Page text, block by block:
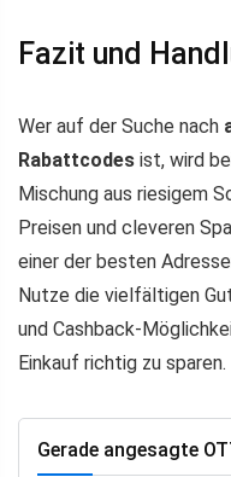
Fazit und
Wer auf der Suche nach
Rabattcodes ist, wird
Mischung aus riesigem
Preisen und cleveren
einer der besten
Nutze die vielfältigen
und Cashback-
Einkauf richtig zu sparen.
Gerade angesagte